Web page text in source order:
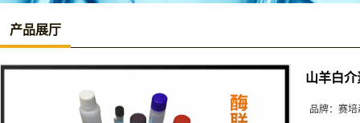
产品展厅
山羊白
品牌： 赛培